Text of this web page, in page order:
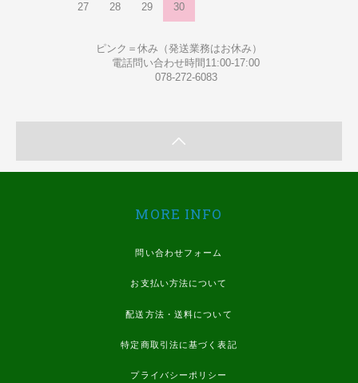
27 28 29 30
ピンク＝休み（発送業務はお休み）
電話問い合わせ時間11:00-17:00
078-272-6083
MORE INFO
問い合わせフォーム
お支払い方法について
配送方法・送料について
特定商取引法に基づく表記
プライバシーポリシー